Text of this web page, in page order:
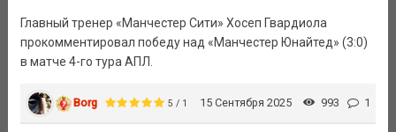
Главный тренер «Манчестер Сити» Хосеп Гвардиола
прокомментировал победу над «Манчестер Юнайтед» (3:0)
в матче 4-го тура АПЛ.
Borg 5 / 1 15 Сентября 2025 993 1